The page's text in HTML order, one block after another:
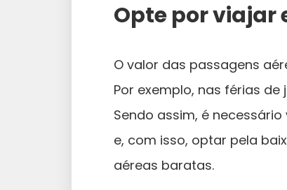
Opte por
O valor das passagens
Por exemplo, nas férias
Sendo assim, é
e, com isso, optar pela
aéreas baratas.